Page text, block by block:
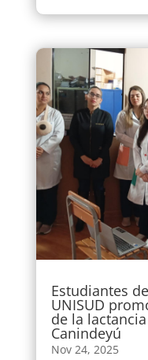
Estudiantes
UNISUD
de la
Canindeyú
Nov 24, 2025